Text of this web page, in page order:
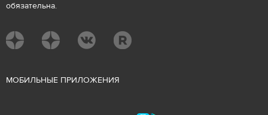
обязательна.
МОБИЛЬНЫЕ ПРИЛОЖЕНИЯ